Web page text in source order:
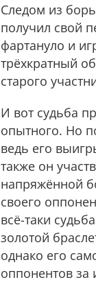
Следом из
получил свой
фартануло и
трёхкратный
старого
И вот судьба
опытного. Но
ведь его
также он
напряжённой
своего
всё-таки
золотой
однако его
оппонентов за